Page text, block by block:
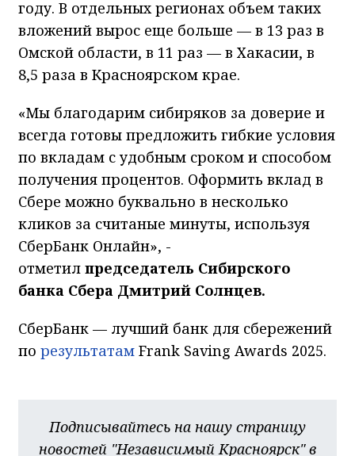
году. В отдельных регионах объем таких
вложений вырос еще больше — в 13 раз в
Омской области, в 11 раз — в Хакасии, в
8,5 раза в Красноярском крае.
«Мы благодарим сибиряков за доверие и
всегда готовы предложить гибкие условия
по вкладам с удобным сроком и способом
получения процентов. Оформить вклад в
Сбере можно буквально в несколько
кликов за считаные минуты, используя
СберБанк Онлайн», -
отметил председатель Сибирского
банка Сбера Дмитрий Солнцев.
СберБанк — лучший банк для сбережений
по результатам Frank Saving Awards 2025.
Подписывайтесь на нашу страницу
новостей "Независимый Красноярск" в